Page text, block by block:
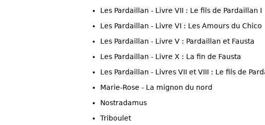
Les Pardaillan - Livre VII : Le fils de Pardaillan I
Les Pardaillan - Livre VI : Les Amours du Chico
Les Pardaillan - Livre V : Pardaillan et Fausta
Les Pardaillan - Livre X : La fin de Fausta
Les Pardaillan - Livres VII et VIII : Le fils de
Marie-Rose - La mignon du nord
Nostradamus
Triboulet